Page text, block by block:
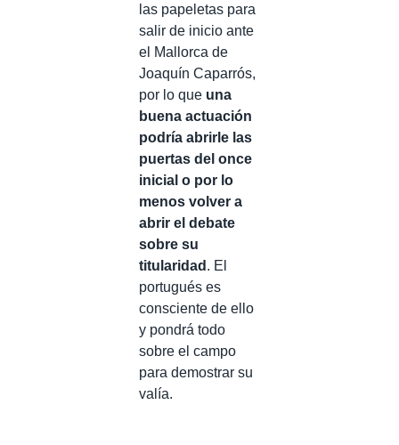
las papeletas para
salir de inicio ante
el Mallorca de
Joaquín Caparrós,
por lo que una
buena actuación
podría abrirle las
puertas del once
inicial o por lo
menos volver a
abrir el debate
sobre su
titularidad . El
portugués es
consciente de ello
y pondrá todo
sobre el campo
para demostrar su
valía.